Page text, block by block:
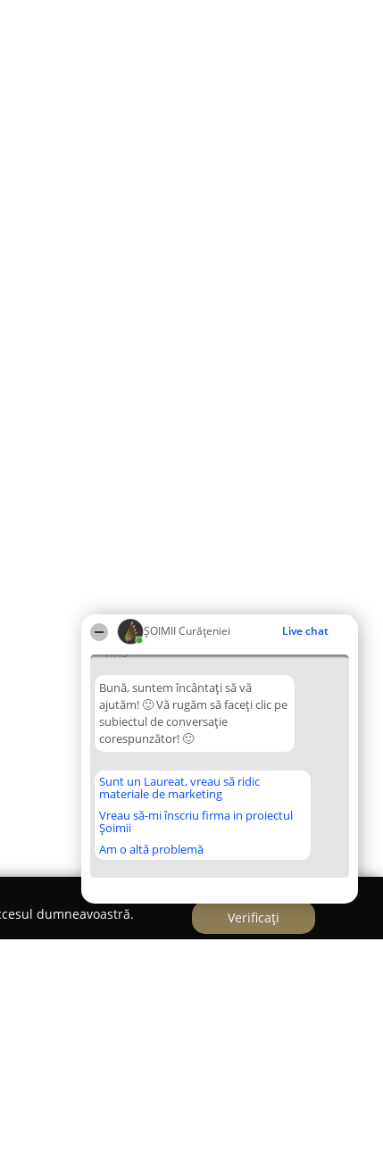
ȘOIMII Curățeniei Live chat
17:13
Bună, suntem încântați să vă
ajutăm! 🙂 Vă rugăm să faceți clic pe
subiectul de conversație
corespunzător! 🙂
Sunt un Laureat, vreau să ridic
materiale de marketing
Vreau să-mi înscriu firma in proiectul
Șoimii
Am o altă problemă
dumneavoastră.
Verificați